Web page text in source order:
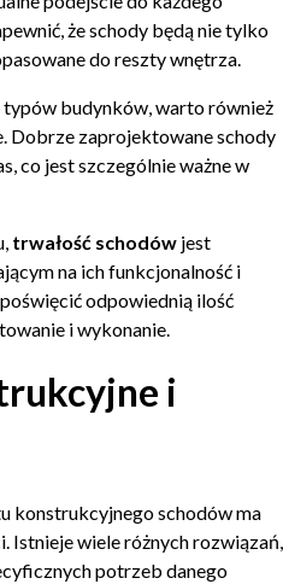
że schody będą nie tylko
do reszty wnętrza.
budynków, warto również
Dobrze zaprojektowane schody
co jest szczególnie ważne w
trwałość schodów jest
na ich funkcjonalność i
odpowiednią ilość
i wykonanie.
i
konstrukcyjnego schodów ma
Istnieje wiele różnych rozwiązań,
potrzeb danego